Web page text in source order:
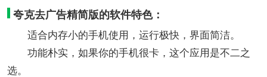
夸克去广告精简版的软件特色：
适合内存小的手机使用，运行极快，界面简洁。
功能朴实，如果你的手机很卡，这个应用是不二之
选。